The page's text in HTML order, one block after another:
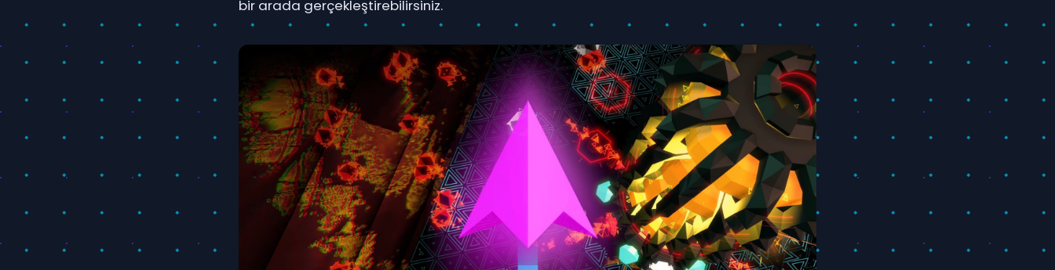
bir arada gerçekleştirebilirsiniz.